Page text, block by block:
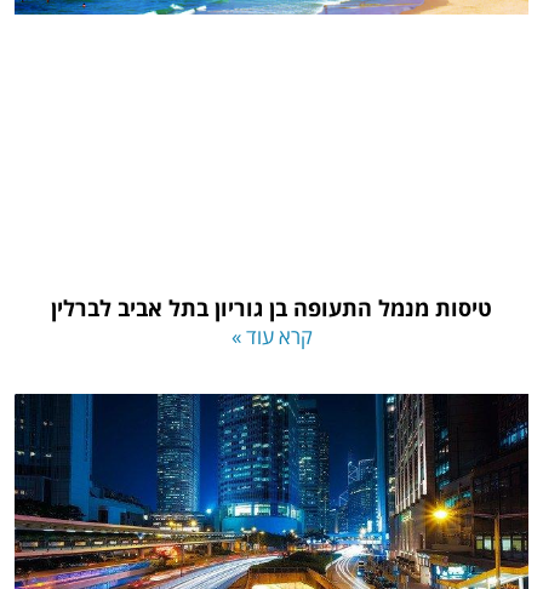
טיסות מנמל התעופה בן גוריון בתל אביב לברלין
קרא עוד »